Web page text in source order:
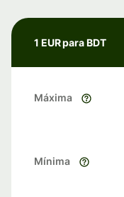
1 EUR para BDT
Máxima
Mínima